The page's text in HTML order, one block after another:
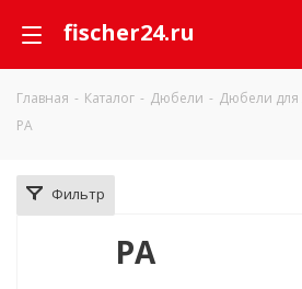
fischer24.ru
Главная - Каталог - Дюбели - Дюбели для
PA
Фильтр
PA